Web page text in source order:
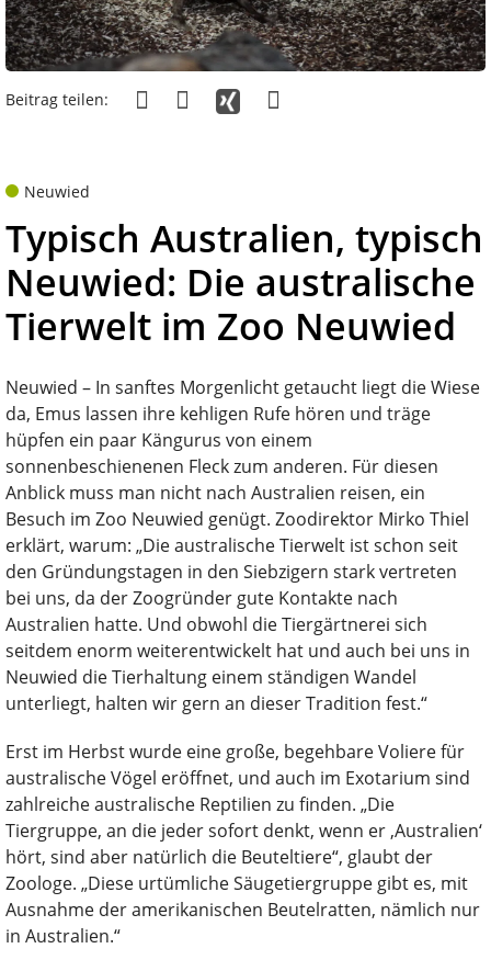
Beitrag teilen:
Neuwied
Typisch Australien, typisch
Neuwied: Die australische
Tierwelt im Zoo Neuwied
Neuwied – In sanftes Morgenlicht getaucht liegt die Wiese
da, Emus lassen ihre kehligen Rufe hören und träge
hüpfen ein paar Kängurus von einem
sonnenbeschienenen Fleck zum anderen. Für diesen
Anblick muss man nicht nach Australien reisen, ein
Besuch im Zoo Neuwied genügt. Zoodirektor Mirko Thiel
erklärt, warum: „Die australische Tierwelt ist schon seit
den Gründungstagen in den Siebzigern stark vertreten
bei uns, da der Zoogründer gute Kontakte nach
Australien hatte. Und obwohl die Tiergärtnerei sich
seitdem enorm weiterentwickelt hat und auch bei uns in
Neuwied die Tierhaltung einem ständigen Wandel
unterliegt, halten wir gern an dieser Tradition fest.“
Erst im Herbst wurde eine große, begehbare Voliere für
australische Vögel eröffnet, und auch im Exotarium sind
zahlreiche australische Reptilien zu finden. „Die
Tiergruppe, an die jeder sofort denkt, wenn er ‚Australien‘
hört, sind aber natürlich die Beuteltiere“, glaubt der
Zoologe. „Diese urtümliche Säugetiergruppe gibt es, mit
Ausnahme der amerikanischen Beutelratten, nämlich nur
in Australien.“